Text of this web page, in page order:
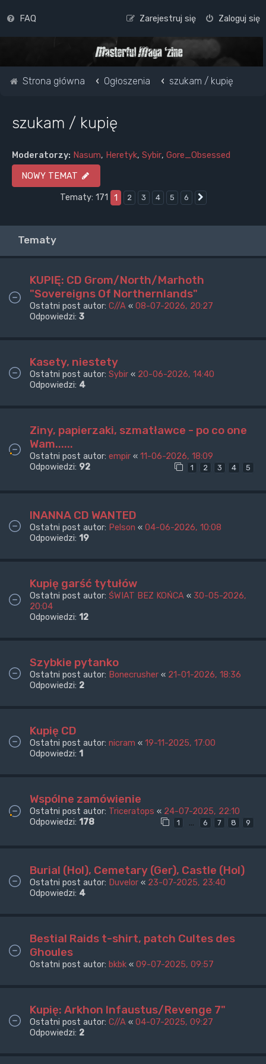
FAQ Zaloguj się
Zarejestruj się
Strona główna Ogłoszenia szukam / kupię
szukam / kupię
Moderatorzy: Nasum, Heretyk, Sybir, Gore_Obsessed
NOWY TEMAT
Tematy: 171
1 2 3 4 5 6
Tematy
KUPIĘ: CD Grom/North/Marhoth
"Sovereigns Of Northernlands"
Ostatni post autor: C//A « 08-07-2026, 20:27
Odpowiedzi: 3
Kasety, niestety
Ostatni post autor: Sybir « 20-06-2026, 14:40
Odpowiedzi: 4
Ziny, papierzaki, szmatławce - po co one
Wam......
Ostatni post autor: empir « 11-06-2026, 18:09
Odpowiedzi: 92 1 2 3 4 5
INANNA CD WANTED
Ostatni post autor: Pelson « 04-06-2026, 10:08
Odpowiedzi: 19
Kupię garść tytułów
Ostatni post autor: ŚWIAT BEZ KOŃCA « 30-05-2026,
20:04
Odpowiedzi: 12
Szybkie pytanko
Ostatni post autor: Bonecrusher « 21-01-2026, 18:36
Odpowiedzi: 2
Kupię CD
Ostatni post autor: nicram « 19-11-2025, 17:00
Odpowiedzi: 1
Wspólne zamówienie
Ostatni post autor: Triceratops « 24-07-2025, 22:10
Odpowiedzi: 178 1 … 6 7 8 9
Burial (Hol), Cemetary (Ger), Castle (Hol)
Ostatni post autor: Duvelor « 23-07-2025, 23:40
Odpowiedzi: 4
Bestial Raids t-shirt, patch Cultes des
Ghoules
Ostatni post autor: bkbk « 09-07-2025, 09:57
Kupię: Arkhon Infaustus/Revenge 7"
Ostatni post autor: C//A « 04-07-2025, 09:27
Odpowiedzi: 2